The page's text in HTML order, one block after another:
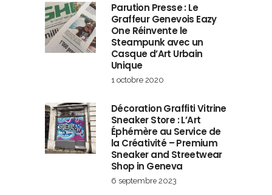
Parution Presse : Le
Graffeur Genevois Eazy
One Réinvente le
Steampunk avec un
Casque d’Art Urbain
Unique
1 octobre 2020
Décoration Graffiti Vitrine
Sneaker Store : L’Art
Éphémère au Service de
la Créativité – Premium
Sneaker and Streetwear
Shop in Geneva
6 septembre 2023